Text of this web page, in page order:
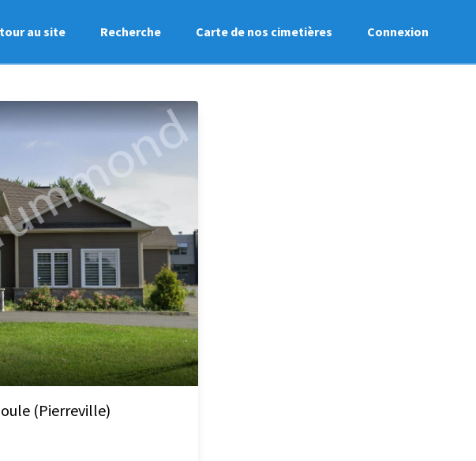
au site Recherche Carte de nos cimetières Connexion
(Pierreville)